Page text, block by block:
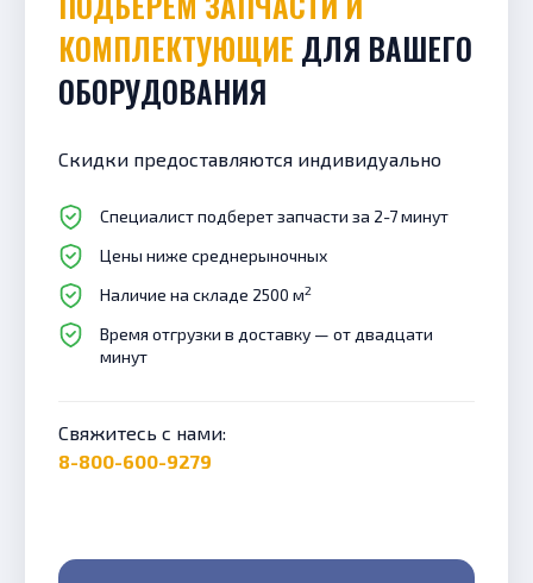
КОМПЛЕКТУЮЩИЕ ДЛЯ ВАШЕГО
ОБОРУДОВАНИЯ
Скидки предоставляются индивидуально
Специалист подберет запчасти за 2-7 минут
Цены ниже среднерыночных
Наличие на складе 2500 м2
Время отгрузки в доставку — от двадцати
минут
Свяжитесь с нами:
8-800-600-9279